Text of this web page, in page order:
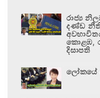
රාජ්‍ය
දණ්ඩ නීති
කොළඹ,
දිසාපති
ලෝකයේ